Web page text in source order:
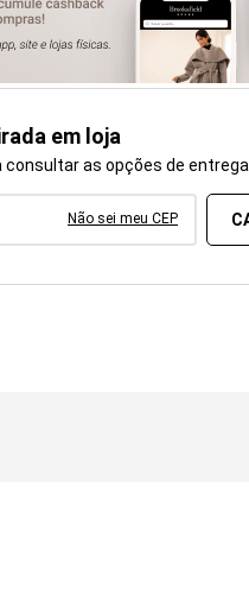
em loja
consultar as opções de entrega
Não sei meu CEP